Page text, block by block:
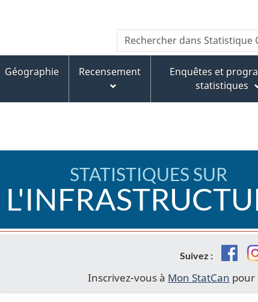
au
contenu
principal
au
pied
de
page
version
HTML
simplifiée
WxT
Search
form
Rechercher
dans
Canada
Géographie Recensement
Enquêtes et
statistiques
STATISTIQUES SUR
Suivez :
Inscrivez-vous à Mon StatCan pour